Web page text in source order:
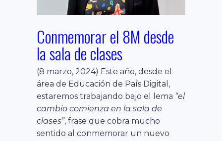
Conmemorar el 8M desde
la sala de clases
(8 marzo, 2024) Este año, desde el
área de Educación de País Digital,
estaremos trabajando bajo el lema “el
cambio comienza en la sala de
clases”, frase que cobra mucho
sentido al conmemorar un nuevo